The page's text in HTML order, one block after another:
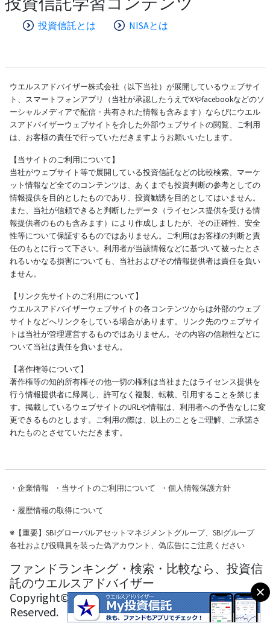
投資信託とは NISAとは
ウエルスアドバイザー株式会社（以下当社）が展開しているウェブサイ
ト、スマートフォンアプリ（当社が承認したうえでXやfacebookなどのソ
ーシャルメディアで配信・共有された情報も含みます）ならびにウエル
スアドバイザーウェブサイトを介した外部ウェブサイトの閲覧、ご利用
は、お客様の責任で行っていただきますようお願いいたします。
【当サイトのご利用について】
当社がウェブサイト等で展開している投資信託などの比較検索、マーケ
ット情報など全てのコンテンツは、あくまでも投資判断の参考としての
情報提供を目的としたものであり、投資勧誘を目的としてはいません。
また、当社が信頼できると判断したデータ（ライセンス提供を受ける情
報提供者のものも含みます）により作成しましたが、その正確性、安全
性等について保証するものではありません。ご利用はお客様の判断と責
任のもとに行って下さい。利用者が当該情報などに基づいて被ったとさ
れるいかなる損害についても、当社およびその情報提供者は責任を負い
ません。
【リンク先サイトのご利用について】
ウエルスアドバイザーウェブサイトの各コンテンツからは外部のウェブ
サイトなどへリンクをしている場合があります。リンク先のウェブサイ
トは当社が管理運営するものではありません。その内容の信頼性などに
ついて当社は責任を負いません。
【著作権等について】
著作権等の知的所有権その他一切の権利は当社またはライセンス提供を
行う情報提供者に帰属し、許可なく複製、転載、引用することを禁じま
す。掲載しているウェブサイトのURLや情報は、利用者への予告なしに変
更できるものとします。ご利用の際は、以上のことをご理解、ご承諾さ
れたものとさせていただきます。
・ 企業情報 ・ 当サイトのご利用について ・ 個人情報保護方針
・ 履歴情報の取得について
※【重要】SBIグローバルアセットマネジメントグループ、SBIグループ
各社および役職員を装った偽アカウント、偽広告にご注意ください
ファンドランキング・検索・比較なら、投資信
託のウエルスアドバイザー
Copyright© Wealth Advisor Co., Ltd. All Rights
Reserved.